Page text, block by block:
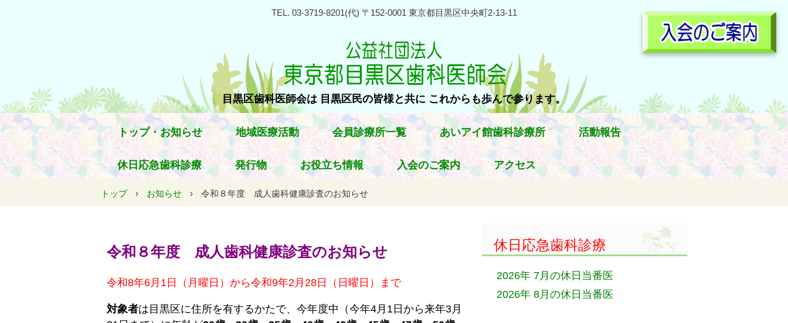
TEL. 03-3719-8201(代) 〒152-0001 東京都目黒区中央町2-13-11
目黒区歯科医師会は 目黒区民の皆様と共に これからも歩んで参ります。
トップ・お知らせ 地域医療活動 会員診療所一覧 あいアイ館歯科診療所 活動報告
休日応急歯科診療 発行物 お役立ち情報 入会のご案内 アクセス
トップ › お知らせ › 令和８年度 成人歯科健康診査のお知らせ
令和８年度 成人歯科健康診査のお知らせ
令和8年6月1日（月曜日）から令和9年2月28日（日曜日）まで
対象者は目黒区に住所を有するかたで、今年度中（今年4月1日から来年3月
休日応急歯科診療
2026年 7月の休日当番医
2026年 8月の休日当番医